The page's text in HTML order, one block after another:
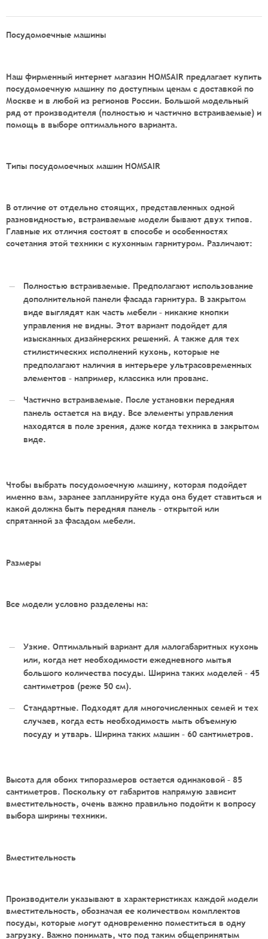
Посудомоечные машины
Наш фирменный интернет магазин HOMSAIR предлагает купить
посудомоечную машину по доступным ценам с доставкой по
Москве и в любой из регионов России. Большой модельный
ряд от производителя (полностью и частично встраиваемые) и
помощь в выборе оптимального варианта.
Типы посудомоечных машин HOMSAIR
В отличие от отдельно стоящих, представленных одной
разновидностью, встраиваемые модели бывают двух типов.
Главные их отличия состоят в способе и особенностях
сочетания этой техники с кухонным гарнитуром. Различают:
Полностью встраиваемые. Предполагают использование
дополнительной панели фасада гарнитура. В закрытом
виде выглядят как часть мебели – никакие кнопки
управления не видны. Этот вариант подойдет для
изысканных дизайнерских решений. А также для тех
стилистических исполнений кухонь, которые не
предполагают наличия в интерьере ультрасовременных
элементов – например, классика или прованс.
Частично встраиваемые. После установки передняя
панель остается на виду. Все элементы управления
находятся в поле зрения, даже когда техника в закрытом
виде.
Чтобы выбрать посудомоечную машину, которая подойдет
именно вам, заранее запланируйте куда она будет ставиться и
какой должна быть передняя панель – открытой или
спрятанной за фасадом мебели.
Размеры
Все модели условно разделены на:
Узкие. Оптимальный вариант для малогабаритных кухонь
или, когда нет необходимости ежедневного мытья
большого количества посуды. Ширина таких моделей – 45
сантиметров (реже 50 см).
Стандартные. Подходят для многочисленных семей и тех
случаев, когда есть необходимость мыть объемную
посуду и утварь. Ширина таких машин – 60 сантиметров.
Высота для обоих типоразмеров остается одинаковой – 85
сантиметров. Поскольку от габаритов напрямую зависит
вместительность, очень важно правильно подойти к вопросу
выбора ширины техники.
Вместительность
Производители указывают в характеристиках каждой модели
вместительность, обозначая ее количеством комплектов
посуды, которые могут одновременно поместиться в одну
загрузку. Важно понимать, что под таким общепринятым